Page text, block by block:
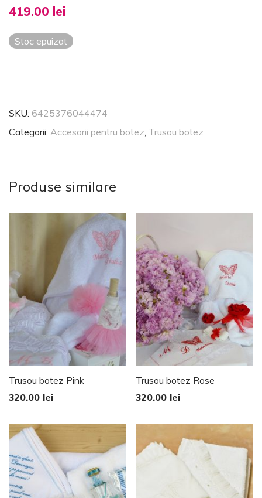
419.00 lei
Stoc epuizat
SKU: 6425376044474
Categorii: Accesorii pentru botez, Trusou botez
Produse similare
Trusou botez Pink
320.00 lei
Trusou botez Rose
320.00 lei